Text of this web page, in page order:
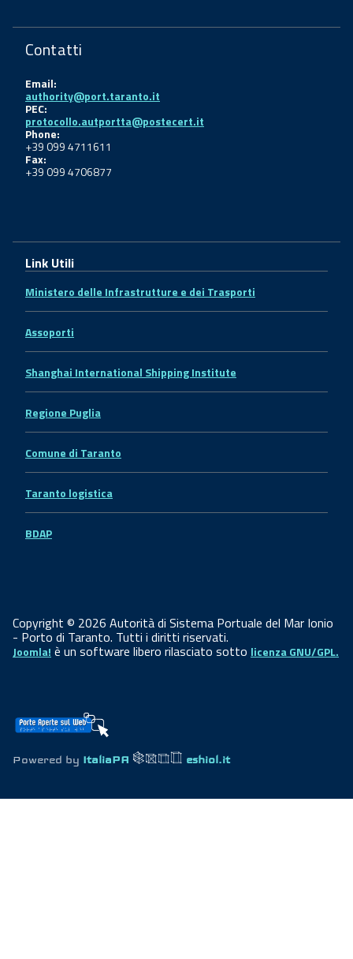
Contatti
Email:
authority@port.taranto.it
PEC:
protocollo.autportta@postecert.it
Phone:
+39 099 4711611
Fax:
+39 099 4706877
Link Utili
Ministero delle Infrastrutture e dei Trasporti
Assoporti
Shanghai International Shipping Institute
Regione Puglia
Comune di Taranto
Taranto logistica
BDAP
Copyright © 2026 Autorità di Sistema Portuale del Mar Ionio
- Porto di Taranto. Tutti i diritti riservati.
Joomla! è un software libero rilasciato sotto licenza GNU/GPL.
Powered by ItaliaPA eshiol.it